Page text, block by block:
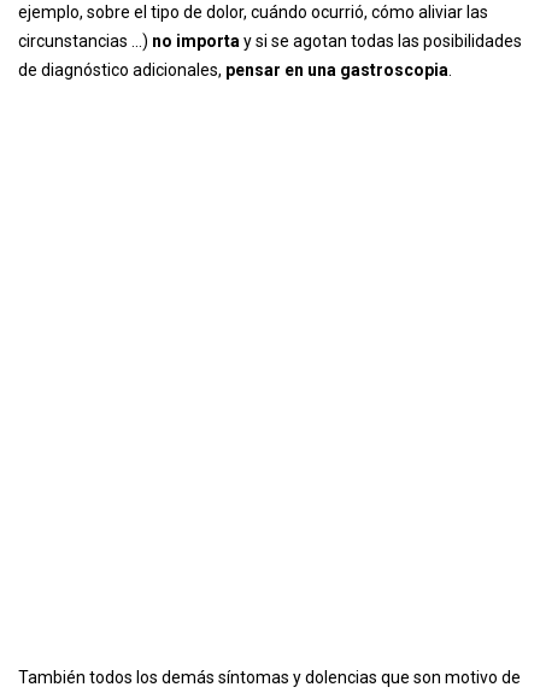
ejemplo, sobre el tipo de dolor, cuándo ocurrió, cómo aliviar las
circunstancias ...) no importa y si se agotan todas las posibilidades
de diagnóstico adicionales, pensar en una gastroscopia
También todos los demás síntomas y dolencias que son motivo de